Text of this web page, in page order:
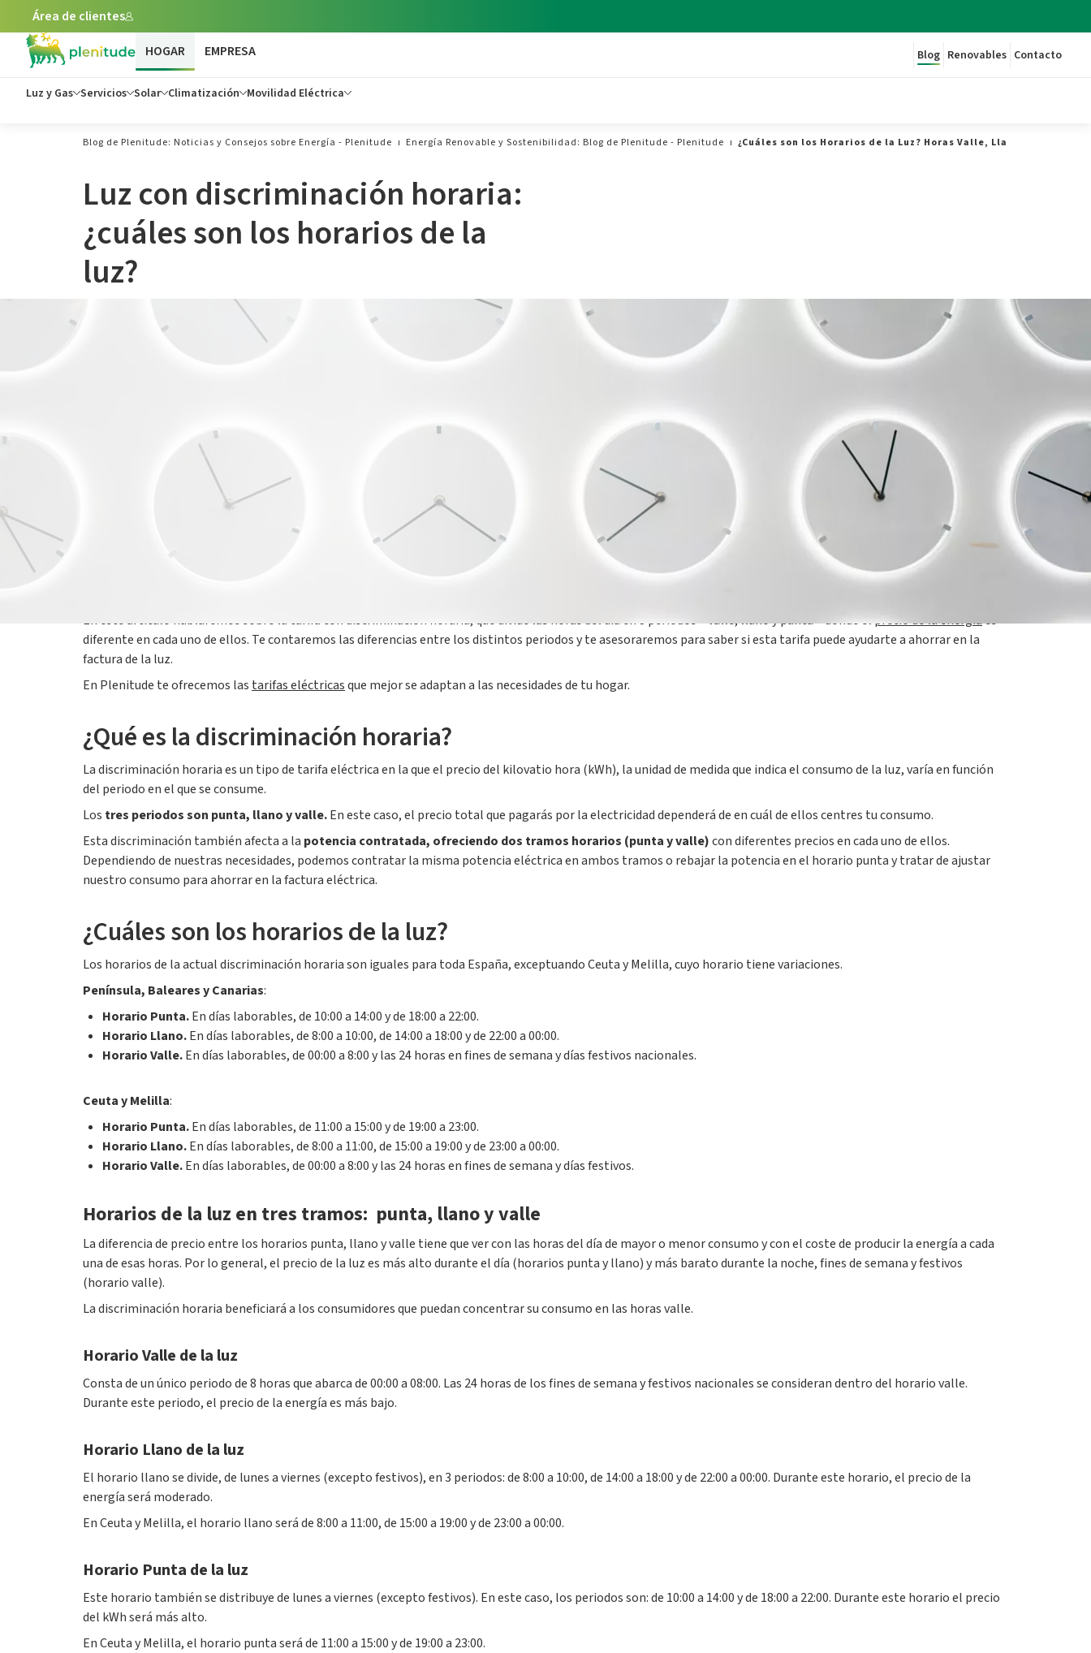
Área de clientes
HOGAR
Luz y Gas Servicios Solar Climatización Movilidad Eléctrica
EMPRESA Blog Renovables Contacto
Blog de Plenitude: Noticias y Consejos sobre Energía - Plenitude Energía Renovable y Sostenibilidad: Blog de Plenitude - Plenitude ¿Cuáles son los Horarios de la Luz? Horas Valle, Llano y Punta -
Luz con discriminación horaria:
¿cuáles son los horarios de la
luz?
Siempre tenemos dudas cuando llega el momento de plantearse cambiar de tarifa eléctrica o necesitamos contratarla por primera vez.
¿Qué tarifa es más barata?,
¿con cuál voy a ahorrar más?, ¿voy a tener que cambiar mis hábitos de consumo?
La realidad es que no hay una respuesta universal para estas preguntas porque cada vivienda y sus habitantes tienen sus propias particularidades. La existencia de
En este artículo hablaremos sobre la tarifa con discriminación horaria, que divide las horas del día en 3 periodos – valle, llano y punta – donde elprecio de la energíaes
diferente en cada uno de ellos. Te contaremos las diferencias entre los distintos periodos y te asesoraremos para saber si esta tarifa puede ayudarte a ahorrar en la
factura de la luz.
En Plenitude te ofrecemos las tarifas eléctricasque mejor se adaptan a las necesidades de tu hogar.
¿Qué es la discriminación horaria?
La discriminación horaria es un tipo de tarifa eléctrica en la que el precio del kilovatio hora (kWh), la unidad de medida que indica el consumo de la luz, varía en función
del periodo en el que se consume.
Los tres periodos son punta, llano y valle.En este caso, el precio total que pagarás por la electricidad dependerá de en cuál de ellos centres tu consumo.
Esta discriminación también afecta a la potencia contratada, ofreciendo dos tramos horarios (punta y valle)con diferentes precios en cada uno de ellos.
Dependiendo de nuestras necesidades, podemos contratar la misma potencia eléctrica en ambos tramos o rebajar la potencia en el horario punta y tratar de ajustar
nuestro consumo para ahorrar en la factura eléctrica.
¿Cuáles son los horarios de la luz?
Los horarios de la actual discriminación horaria son iguales para toda España, exceptuando Ceuta y Melilla, cuyo horario tiene variaciones.
Península, Baleares y Canarias:
Horario Punta.En días laborables, de 10:00 a 14:00 y de 18:00 a 22:00.
Horario Llano.En días laborables, de 8:00 a 10:00, de 14:00 a 18:00 y de 22:00 a 00:00.
Horario Valle.En días laborables, de 00:00 a 8:00 y las 24 horas en fines de semana y días festivos nacionales.
Ceuta y Melilla:
Horario Punta.En días laborables, de 11:00 a 15:00 y de 19:00 a 23:00.
Horario Llano.En días laborables, de 8:00 a 11:00, de 15:00 a 19:00 y de 23:00 a 00:00.
Horario Valle.En días laborables, de 00:00 a 8:00 y las 24 horas en fines de semana y días festivos.
Horarios de la luz en tres tramos: punta, llano y valle
La diferencia de precio entre los horarios punta, llano y valle tiene que ver con las horas del día de mayor o menor consumo y con el coste de producir la energía a cada
una de esas horas. Por lo general, el precio de la luz es más alto durante el día (horarios punta y llano) y más barato durante la noche, fines de semana y festivos
(horario valle).
La discriminación horaria beneficiará a los consumidores que puedan concentrar su consumo en las horas valle.
Horario Valle de la luz
Consta de un único periodo de 8 horas que abarca de 00:00 a 08:00. Las 24 horas de los fines de semana y festivos nacionales se consideran dentro del horario valle.
Durante este periodo, el precio de la energía es más bajo.
Horario Llano de la luz
El horario llano se divide, de lunes a viernes (excepto festivos), en 3 periodos: de 8:00 a 10:00, de 14:00 a 18:00 y de 22:00 a 00:00. Durante este horario, el precio de la
energía será moderado.
En Ceuta y Melilla, el horario llano será de 8:00 a 11:00, de 15:00 a 19:00 y de 23:00 a 00:00.
Horario Punta de la luz
Este horario también se distribuye de lunes a viernes (excepto festivos). En este caso, los periodos son: de 10:00 a 14:00 y de 18:00 a 22:00. Durante este horario el precio
del kWh será más alto.
En Ceuta y Melilla, el horario punta será de 11:00 a 15:00 y de 19:00 a 23:00.